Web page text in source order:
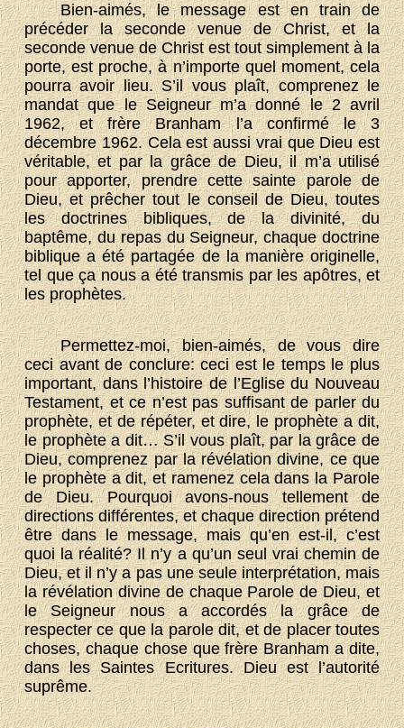
Bien-aimés, le message est en train de
précéder la seconde venue de Christ, et la
seconde venue de Christ est tout simplement à la
porte, est proche, à n’importe quel moment, cela
pourra avoir lieu. S’il vous plaît, comprenez le
mandat que le Seigneur m’a donné le 2 avril
1962, et frère Branham l’a confirmé le 3
décembre 1962. Cela est aussi vrai que Dieu est
véritable, et par la grâce de Dieu, il m’a utilisé
pour apporter, prendre cette sainte parole de
Dieu, et prêcher tout le conseil de Dieu, toutes
les doctrines bibliques, de la divinité, du
baptême, du repas du Seigneur, chaque doctrine
biblique a été partagée de la manière originelle,
tel que ça nous a été transmis par les apôtres, et
les prophètes.
Permettez-moi, bien-aimés, de vous dire
ceci avant de conclure: ceci est le temps le plus
important, dans l’histoire de l’Eglise du Nouveau
Testament, et ce n’est pas suffisant de parler du
prophète, et de répéter, et dire, le prophète a dit,
le prophète a dit… S’il vous plaît, par la grâce de
Dieu, comprenez par la révélation divine, ce que
le prophète a dit, et ramenez cela dans la Parole
de Dieu. Pourquoi avons-nous tellement de
directions différentes, et chaque direction prétend
être dans le message, mais qu’en est-il, c’est
quoi la réalité? Il n’y a qu’un seul vrai chemin de
Dieu, et il n’y a pas une seule interprétation, mais
la révélation divine de chaque Parole de Dieu, et
le Seigneur nous a accordés la grâce de
respecter ce que la parole dit, et de placer toutes
choses, chaque chose que frère Branham a dite,
dans les Saintes Ecritures. Dieu est l’autorité
suprême.